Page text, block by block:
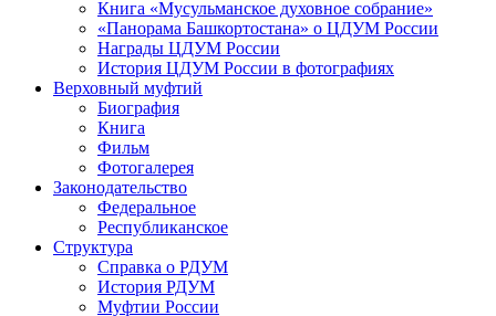
Книга «Мусульманское духовное собрание»
«Панорама Башкортостана» о ЦДУМ России
Награды ЦДУМ России
История ЦДУМ России в фотографиях
Верховный муфтий
Биография
Книга
Фильм
Фотогалерея
Законодательство
Федеральное
Республиканское
Структура
Справка о РДУМ
История РДУМ
Муфтии России